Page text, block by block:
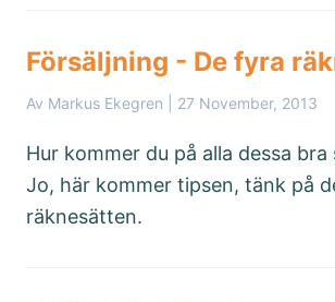
Försäljning - De fyra
Av Markus Ekegren | 27 November, 2013
Hur kommer du på alla dessa bra
Jo, här kommer tipsen, tänk på
räknesätten.